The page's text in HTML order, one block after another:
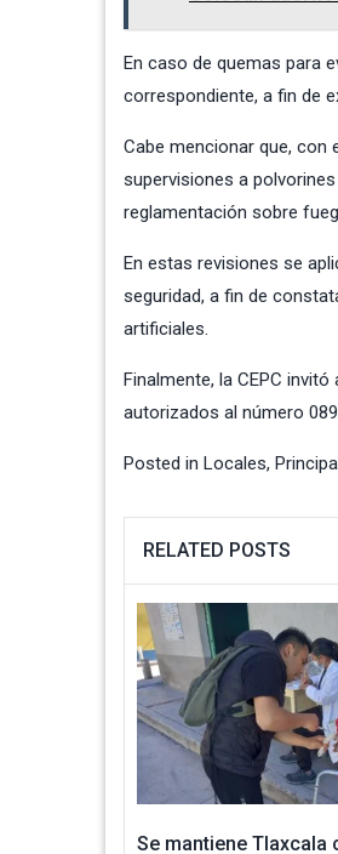
En caso de quemas para
correspondiente, a fin de
Cabe mencionar que, con
supervisiones a
reglamentación sobre
En estas revisiones se
seguridad, a fin de
artificiales.
Finalmente, la CEPC
autorizados al número
Posted in Locales,
RELATED POSTS
Se mantiene Tlaxcala